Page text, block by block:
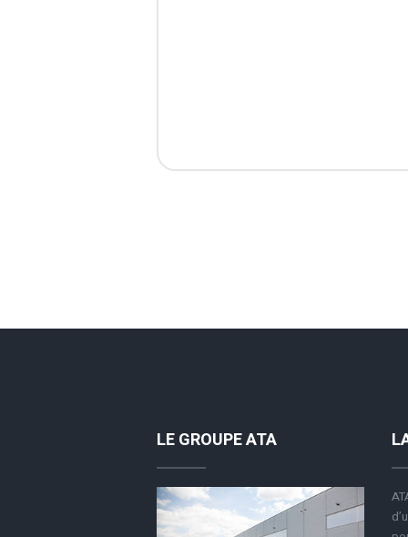
LE GROUPE ATA